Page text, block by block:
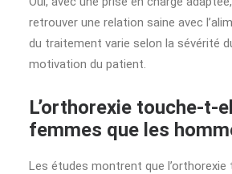
retrouver une relation saine avec
du traitement varie selon la sévérité
motivation du patient.
L’orthorexie touche-t-
femmes que les
Les études montrent que l’orthorexie